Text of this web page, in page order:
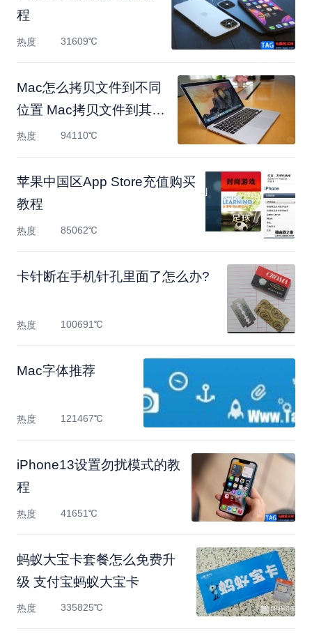
程
热度 31609℃
Mac怎么拷贝文件到不同
位置 Mac拷贝文件到其它
位
热度 94110℃
苹果中国区App Store充值购买
教程
热度 85062℃
卡针断在手机针孔里面了怎么办?
热度 100691℃
Mac字体推荐
热度 121467℃
​iPhone13设置勿扰模式的教
程
热度 41651℃
蚂蚁大宝卡套餐怎么免费升
级 支付宝蚂蚁大宝卡
热度 335825℃